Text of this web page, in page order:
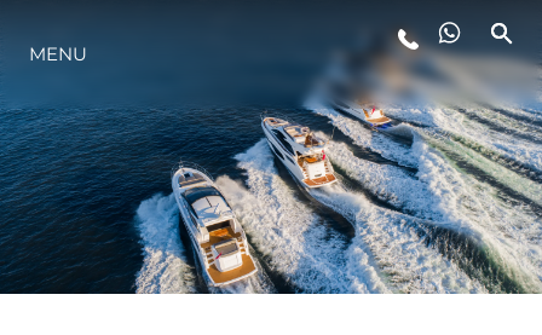
STYLE DE VIE
L'INNOVATION
LA SOCIÉTÉ
MENU